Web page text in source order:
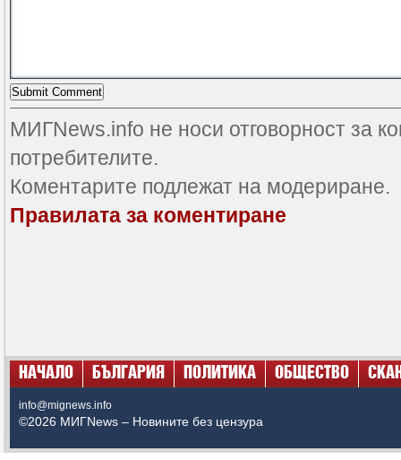
МИГNews.info не носи отговорност за
потребителите.
Коментарите подлежат на модериране.
Правилата за коментиране
НАЧАЛО БЪЛГАРИЯ ПОЛИТИКА ОБЩЕСТВО
info@mignews.info
©2026 МИГNews – Новините без цензура